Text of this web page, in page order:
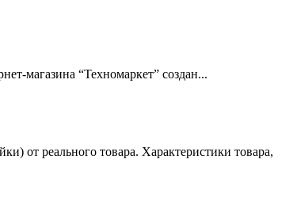
магазина “Техномаркет” создан...
от реального товара. Характеристики товара,